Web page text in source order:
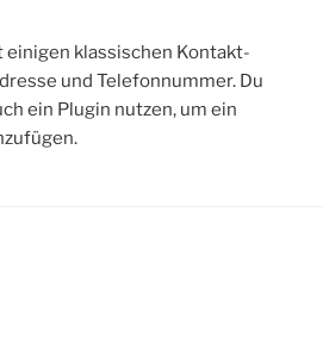
einigen klassischen Kontakt-
und Telefonnummer. Du
ein Plugin nutzen, um ein